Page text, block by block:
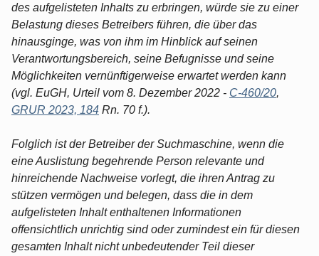
des aufgelisteten Inhalts zu erbringen, würde sie zu einer
Belastung dieses Betreibers führen, die über das
hinausginge, was von ihm im Hinblick auf seinen
Verantwortungsbereich, seine Befugnisse und seine
Möglichkeiten vernünftigerweise erwartet werden kann
(vgl. EuGH, Urteil vom 8. Dezember 2022 - C-460/20,
GRUR 2023, 184 Rn. 70 f.).
Folglich ist der Betreiber der Suchmaschine, wenn die
eine Auslistung begehrende Person relevante und
hinreichende Nachweise vorlegt, die ihren Antrag zu
stützen vermögen und belegen, dass die in dem
aufgelisteten Inhalt enthaltenen Informationen
offensichtlich unrichtig sind oder zumindest ein für diesen
gesamten Inhalt nicht unbedeutender Teil dieser